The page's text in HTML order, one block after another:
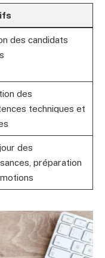
des candidats
des
techniques et
des
préparation